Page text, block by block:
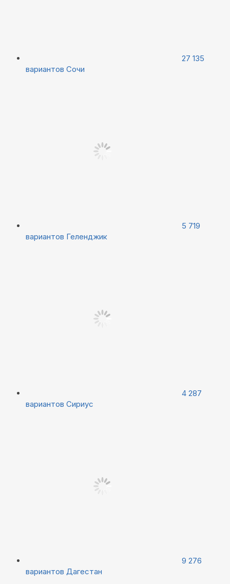
27 135
вариантов Сочи
5 719
вариантов Геленджик
4 287
вариантов Сириус
9 276
вариантов Дагестан